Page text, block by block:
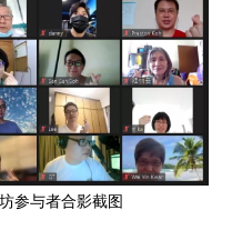
参与者合影截图